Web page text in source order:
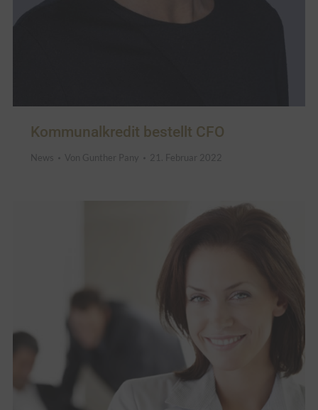
Kommunalkredit bestellt CFO
News Von Gunther Pany 21. Februar 2022